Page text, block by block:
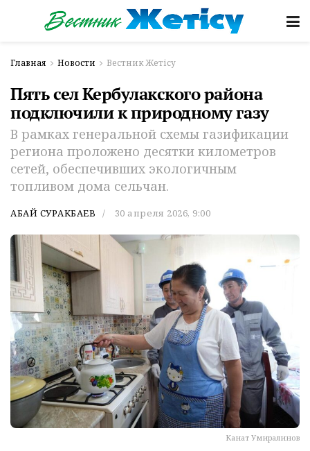
Главная Новости Вестник Жетісу
Пять сел Кербулакского района
подключили к природному газу
В рамках генеральной схемы газификации
региона проложено десятки километров
сетей, обеспечивших экологичным
топливом дома сельчан.
АБАЙ СУРАКБАЕВ 30 апреля 2026, 9:00
Канат Умиралинов